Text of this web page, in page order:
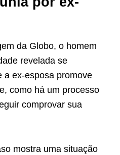
da Globo, o homem
revelada se
a ex-esposa promove
como há um processo
comprovar sua
mostra uma situação